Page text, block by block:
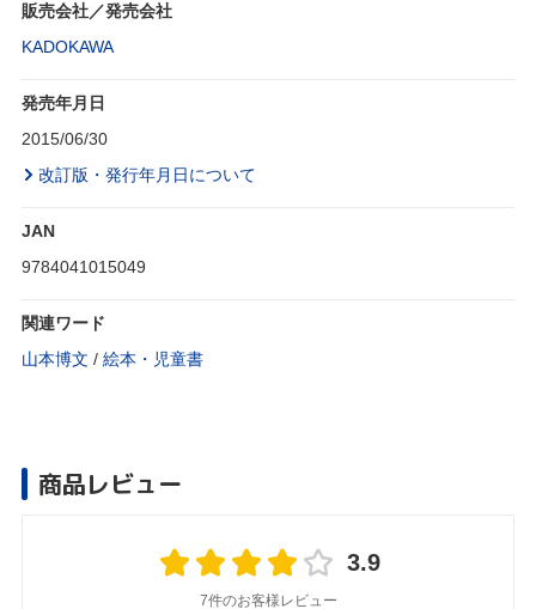
販売会社／発売会社
KADOKAWA
発売年月日
2015/06/30
改訂版・発行年月日について
JAN
9784041015049
関連ワード
山本博文 / 絵本・児童書
商品レビュー
3.9
7件のお客様レビュー